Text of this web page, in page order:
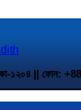
ঢাকা-১২০৪